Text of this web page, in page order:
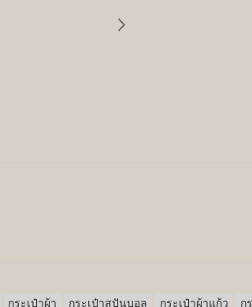
กระเป๋าผ้า กระเป๋าสปันบอล กระเป๋าผ้าแก้ว ก